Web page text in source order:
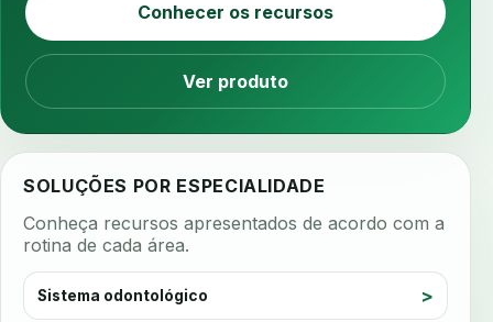
arcos personalizados
armazenamento materiais arquivamento exames
arquivo clinico
assimetria facial
assinatura clinica assinatura digital
Conhecer os recursos
Ver produto
SOLUÇÕES POR ESPECIALIDADE
Conheça recursos apresentados de acordo com a
rotina de cada área.
Sistema odontológico